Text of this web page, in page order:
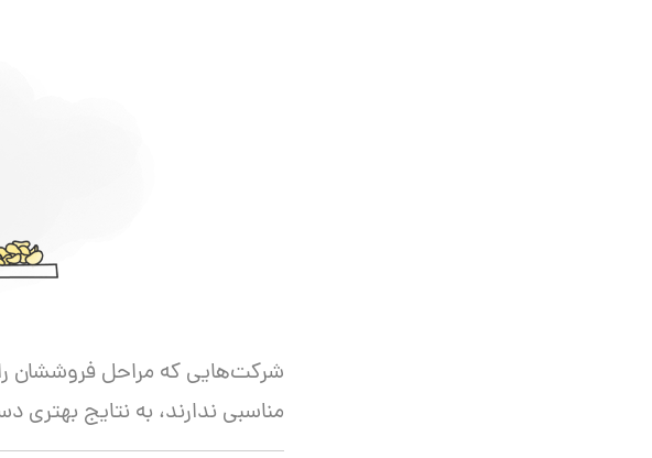
شرکت‌هایی که مراحل فروششان
مناسبی ندارند، به نتایج بهتری